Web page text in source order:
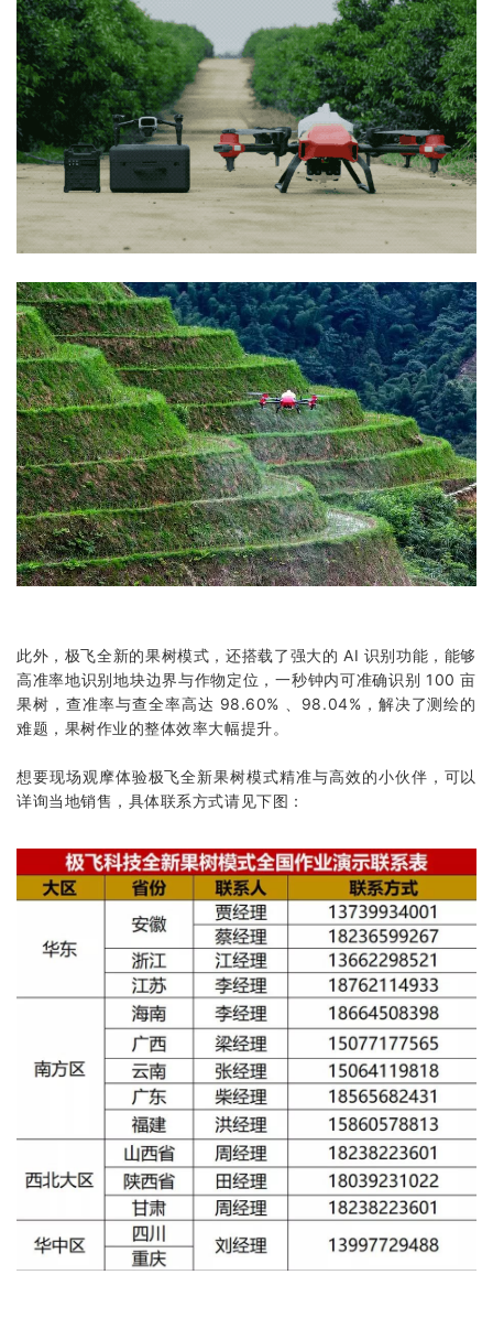
此外，极飞全新的果树模式，还搭载了强大的 AI 识别功能，能够
高准率地识别地块边界与作物定位，一秒钟内可准确识别 100 亩
果树，查准率与查全率高达 98.60% 、98.04%，解决了测绘的
难题，果树作业的整体效率大幅提升。
想要现场观摩体验极飞全新果树模式精准与高效的小伙伴，可以
详询当地销售，具体联系方式请见下图：